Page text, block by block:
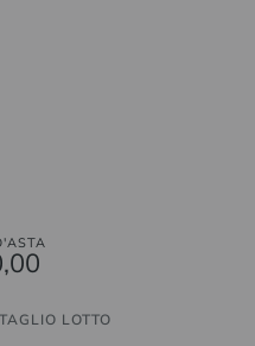
LOTTO